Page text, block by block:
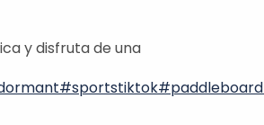
y disfruta de una
#sportstiktok#paddleboard